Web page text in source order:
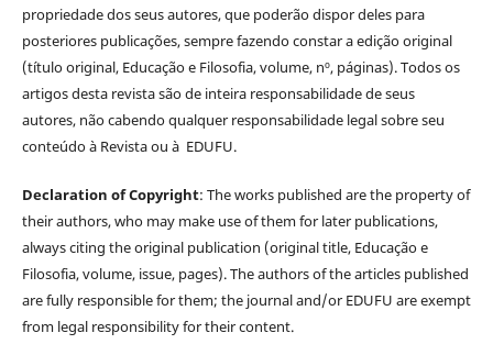
propriedade dos seus autores, que poderão dispor deles para
posteriores publicações, sempre fazendo constar a edição original
(título original, Educação e Filosofia, volume, nº, páginas). Todos os
artigos desta revista são de inteira responsabilidade de seus
autores, não cabendo qualquer responsabilidade legal sobre seu
conteúdo à Revista ou à EDUFU.
Declaration of Copyright: The works published are the property of
their authors, who may make use of them for later publications,
always citing the original publication (original title, Educação e
Filosofia, volume, issue, pages). The authors of the articles published
are fully responsible for them; the journal and/or EDUFU are exempt
from legal responsibility for their content.